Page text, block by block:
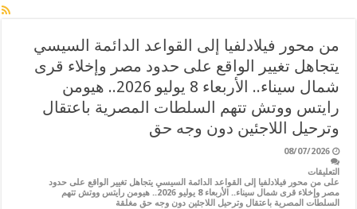
من محور فيلادلفيا إلى القواعد الدائمة السيسي
يتجاهل تغيير الواقع على حدود مصر وإخلاء قرى
شمال سيناء.. الأربعاء 8 يوليو 2026.. هيومن
رايتس ووتش تتهم السلطات المصرية باعتقال
وترحيل اللاجئين دون وجه حق
08/07/2026
التعليقات
على من محور فيلادلفيا إلى القواعد الدائمة السيسي يتجاهل تغيير الواقع على حدود
مصر وإخلاء قرى شمال سيناء.. الأربعاء 8 يوليو 2026.. هيومن رايتس ووتش تتهم
السلطات المصرية باعتقال وترحيل اللاجئين دون وجه حق مغلقة